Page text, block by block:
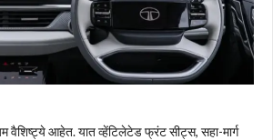
वैशिष्ट्ये आहेत. यात व्हेंटिलेटेड फ्रंट सीट्स, सहा-मार्ग